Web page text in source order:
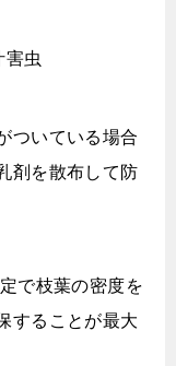
虫
ついている場合
剤を散布して防
で枝葉の密度を
することが最大